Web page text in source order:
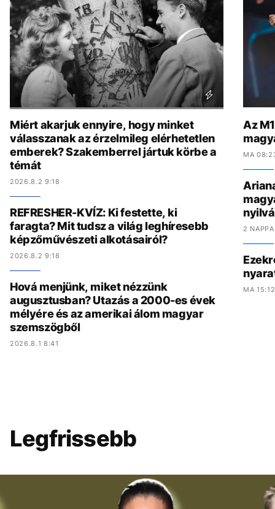
Miért akarjuk ennyire, hogy minket
válasszanak az érzelmileg elérhetetlen
emberek? Szakemberrel jártuk körbe a
témát
2026.8.2 9:18
REFRESHER-KVÍZ: Ki festette, ki
faragta? Mit tudsz a világ leghíresebb
képzőművészeti alkotásairól?
2026.8.2 9:18
Hová menjünk, miket nézzünk
augusztusban? Utazás a 2000-es évek
mélyére és az amerikai álom magyar
szemszögből
2026.8.1 8:41
Az
MA
2
MA
Legfrissebb